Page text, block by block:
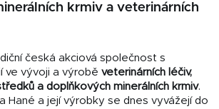
krmiv a veterinárních
česká akciová společnost s
ve vývoji a výrobě veterinárních léčiv,
a doplňkových minerálních krmiv.
Hané a její výrobky se dnes vyvážejí do